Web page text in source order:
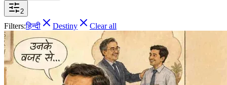
2
Filters:हिन्दी Destiny Clear all